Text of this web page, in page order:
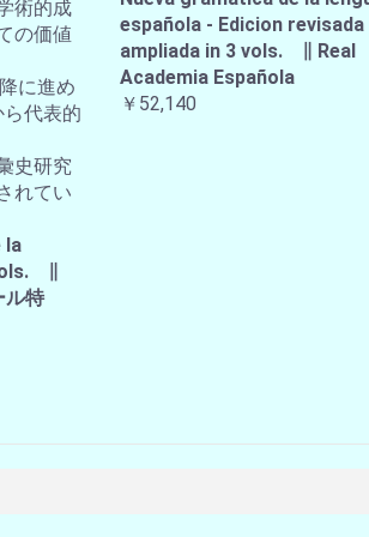
術的成
の価値
に進め
ら代表的
史研究
れてい
la
∥
特
española - Edicion revisada
ampliada in 3 vols. ∥ Real
Academia Española
￥52,140